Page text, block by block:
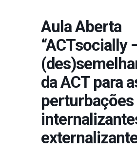
Aula Aberta
“ACTsocially
da ACT para
perturbações